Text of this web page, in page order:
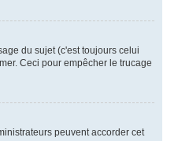
du sujet (c'est toujours celui
Ceci pour empêcher le trucage
peuvent accorder cet